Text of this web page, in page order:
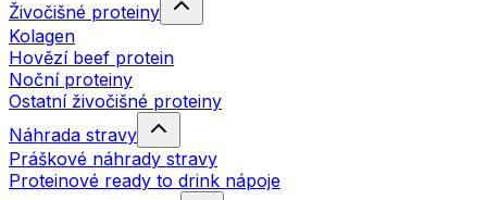
Živočišné proteiny
Kolagen
Hovězí beef protein
Noční proteiny
Ostatní živočišné proteiny
Náhrada stravy
Práškové náhrady stravy
Proteinové ready to drink nápoje